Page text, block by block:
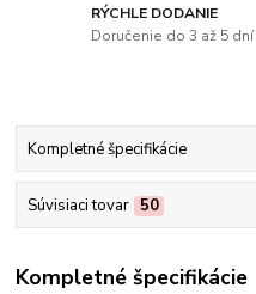
RÝCHLE DODANIE
Doručenie do 3 až 5 dní
Kompletné špecifikácie
Súvisiaci tovar 50
Kompletné špecifikácie